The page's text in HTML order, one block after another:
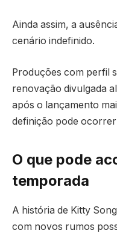
Ainda assim, a
cenário indefinido.
Produções com perfil
renovação divulgada
após o lançamento
definição pode
O que pode
temporada
A história de Kitty
com novos rumos